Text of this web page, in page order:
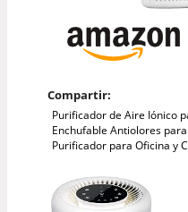
Compartir:
Purificador de Aire Iónico
Enchufable Antiolores
Purificador para Oficina y